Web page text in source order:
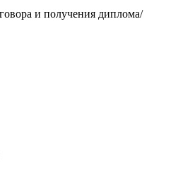
и получения диплома/